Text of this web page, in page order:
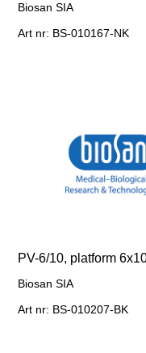
Biosan SIA
Art nr: BS-010167-NK
PV-6/10, platform
Biosan SIA
Art nr: BS-010207-BK